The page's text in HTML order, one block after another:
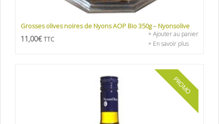
Grosses olives noires de Nyons AOP Bio 350g – Nyonsolive
11,00€ TTC
+ Ajouter au panier
+ En savoir plus
PROMO